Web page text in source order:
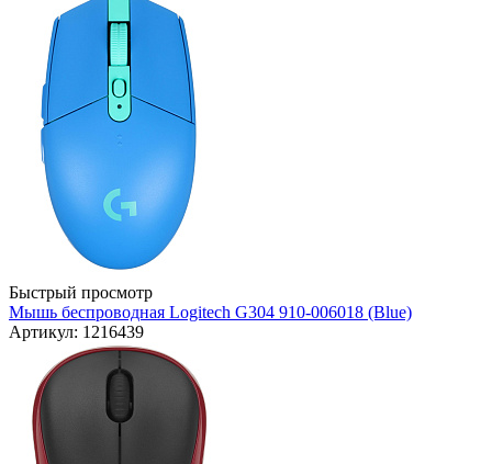
Быстрый просмотр
Мышь беспроводная Logitech G304 910-006018 (Blue)
Артикул: 1216439